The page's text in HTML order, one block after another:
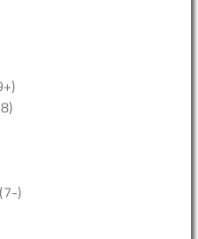
(7-)